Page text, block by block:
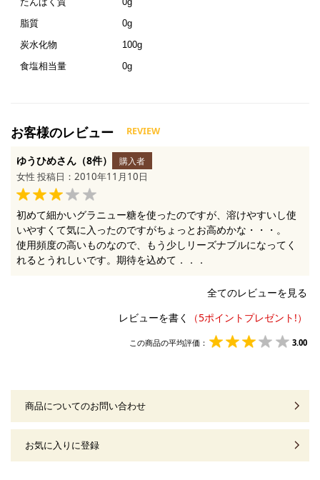
たんぱく質 0g
脂質 0g
炭水化物 100g
食塩相当量 0g
ゆうひめさん（8件） 購入者
女性 投稿日：2010年11月10日
初めて細かいグラニュー糖を使ったのですが、溶けやすいし使
いやすくて気に入ったのですがちょっとお高めかな・・・。
使用頻度の高いものなので、もう少しリーズナブルになってく
れるとうれしいです。期待を込めて．．．
全てのレビューを見る
レビューを書く
この商品の平均評価： 3.00
商品についてのお問い合わせ
お気に入りに登録